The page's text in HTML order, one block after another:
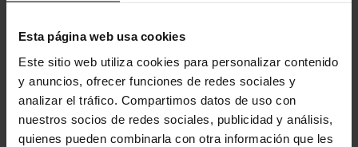
Esta página web usa cookies
Este sitio web utiliza cookies para personalizar contenido
y anuncios, ofrecer funciones de redes sociales y
analizar el tráfico. Compartimos datos de uso con
nuestros socios de redes sociales, publicidad y análisis,
quienes pueden combinarla con otra información que les